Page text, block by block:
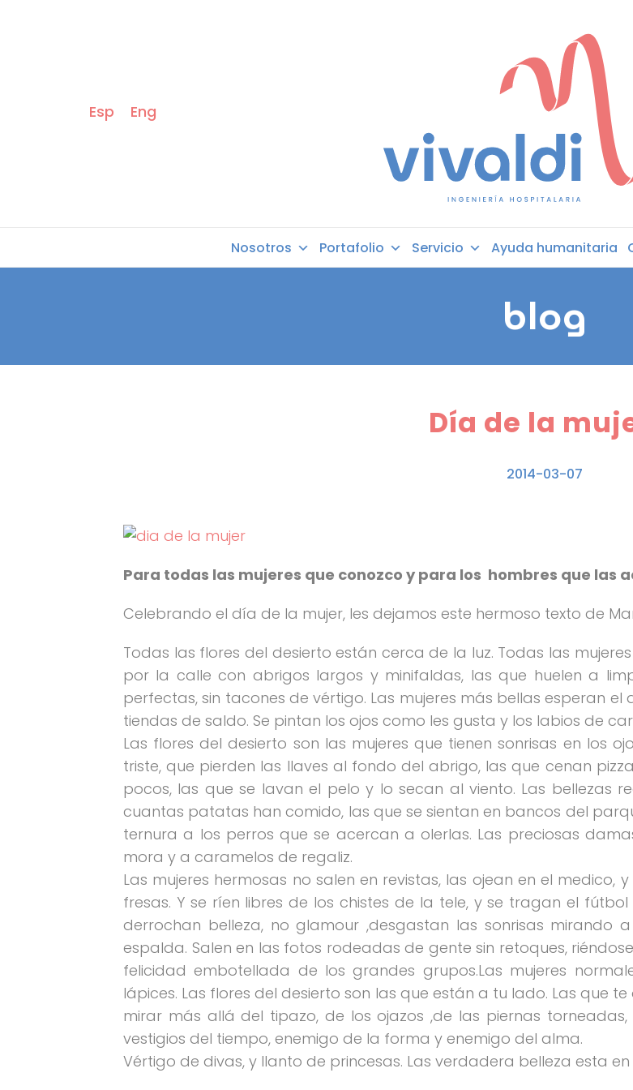
Esp Eng
Nosotros Portafolio Servicio Ayuda humanitaria
blog
Día de la
2014-03-07
Para todas las mujeres que conozco y para los hombres que las
Celebrando el día de la mujer, les dejamos este hermoso texto de
Todas las flores del desierto están cerca de la luz. Todas las
por la calle con abrigos largos y minifaldas, las que huelen a
perfectas, sin tacones de vértigo. Las mujeres más bellas esperan
tiendas de saldo. Se pintan los ojos como les gusta y los labios de
Las flores del desierto son las mujeres que tienen sonrisas en los
triste, que pierden las llaves al fondo del abrigo, las que cenan
pocos, las que se lavan el pelo y lo secan al viento. Las bellezas
cuantas patatas han comido, las que se sientan en bancos del
ternura a los perros que se acercan a olerlas. Las preciosas
mora y a caramelos de regaliz.
Las mujeres hermosas no salen en revistas, las ojean en el medico,
fresas. Y se ríen libres de los chistes de la tele, y se tragan el
derrochan belleza, no glamour ,desgastan las sonrisas mirando
espalda. Salen en las fotos rodeadas de gente sin retoques,
felicidad embotellada de los grandes grupos.Las mujeres
lápices. Las flores del desierto son las que están a tu lado. Las que
mirar más allá del tipazo, de los ojazos ,de las piernas
vestigios del tiempo, enemigo de la forma y enemigo del alma.
Vértigo de divas, y llanto de princesas. Las verdadera belleza esta